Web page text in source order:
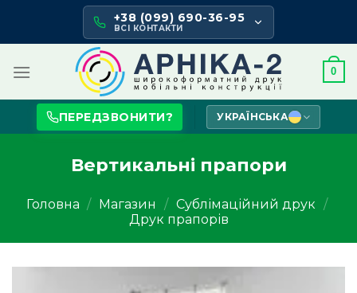
content
+38 (099) 690-36-95
ВСІ КОНТАКТИ
0
ПЕРЕДЗВОНИТИ? УКРАЇНСЬКА
Вертикальні прапори
Головна / Магазин / Сублімаційний друк /
Друк прапорів